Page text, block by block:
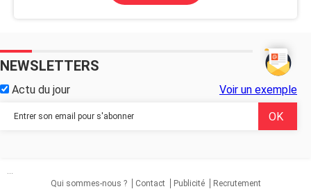
NEWSLETTERS
Actu du jour Voir un exemple
...
Qui sommes-nous ?
Contact Publicité Recrutement